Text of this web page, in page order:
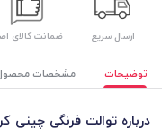
ارسال سریع ضمانت کالای
توضیحات مشخصات
درباره توالت فرنگی چینی